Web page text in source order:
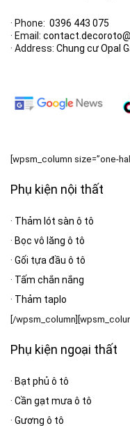
· Phone: 0396 443 075
· Email:
· Address: Chung cư Opal
[wpsm_column size=”one-
Phụ kiện nội thất
· Thảm lót sàn ô tô
· Bọc vô lăng ô tô
· Gối tựa đầu ô tô
· Tấm chắn nắng
· Thảm taplo
[/
Phụ kiện ngoại thất
· Bạt phủ ô tô
· Cần gạt mưa ô tô
· Gương ô tô